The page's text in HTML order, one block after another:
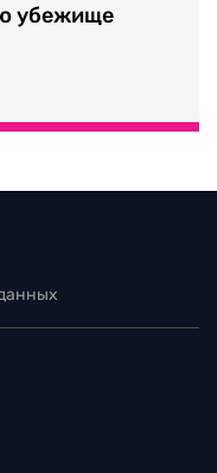
убежище